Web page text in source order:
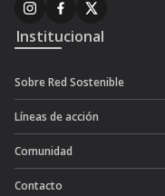
Institucional
Sobre Red Sostenible
Líneas de acción
Comunidad
Contacto